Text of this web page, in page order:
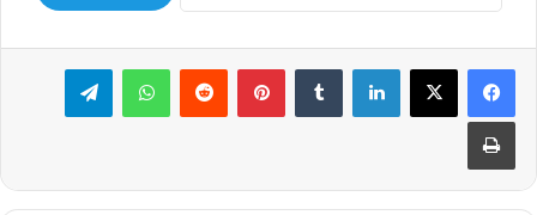
لینکدین ‫تامبلر ‫پین‌ترست‫رددیت واتس آپ تلگرام
چاپ